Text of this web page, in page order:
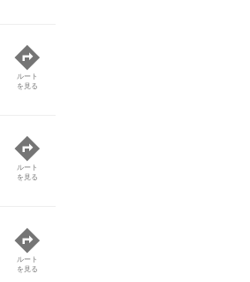
ルート
を見る
ルート
を見る
ルート
を見る